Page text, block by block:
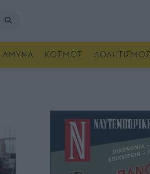
ΑΜΥΝΑ ΚΟΣΜΟΣ ΑΘΛΗΤΙΣΜΟΣ